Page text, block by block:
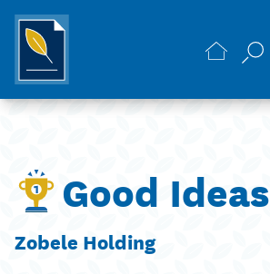
Good Ideas
Zobele Holding